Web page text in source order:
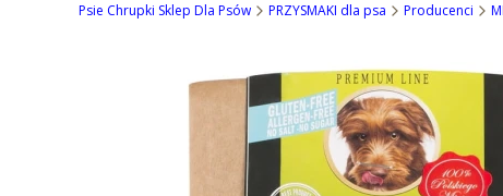
Psie Chrupki Sklep Dla Psów PRZYSMAKI dla psa Producenci